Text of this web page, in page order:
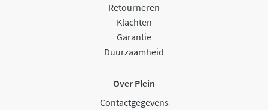
Retourneren
Klachten
Garantie
Duurzaamheid
Over Plein
Contactgegevens